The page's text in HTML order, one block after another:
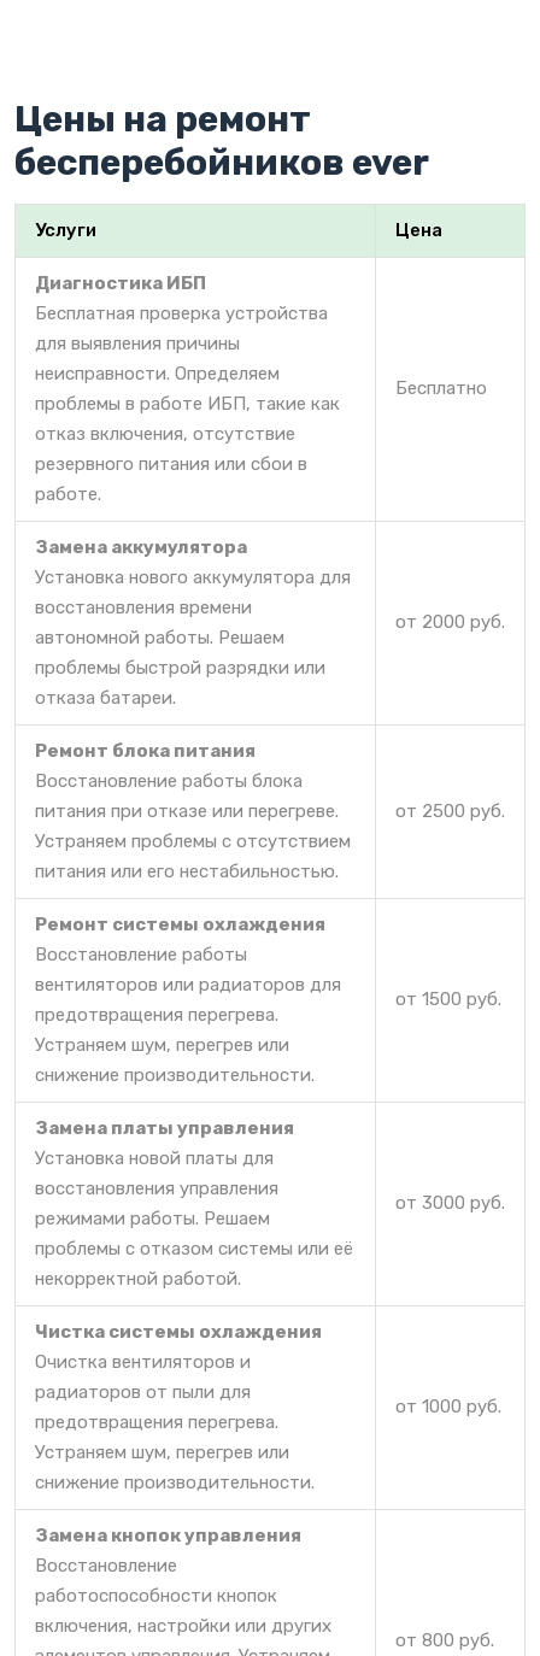
Цены на ремонт
бесперебойников ever
Услуги Цена
Диагностика ИБП
Бесплатная проверка устройства
для выявления причины
неисправности. Определяем
проблемы в работе ИБП, такие как
отказ включения, отсутствие
резервного питания или сбои в
работе.
Бесплатно
Замена аккумулятора
Установка нового аккумулятора для
восстановления времени
автономной работы. Решаем
проблемы быстрой разрядки или
отказа батареи.
от 2000 руб.
Ремонт блока питания
Восстановление работы блока
питания при отказе или перегреве.
Устраняем проблемы с отсутствием
питания или его нестабильностью.
от 2500 руб.
Ремонт системы охлаждения
Восстановление работы
вентиляторов или радиаторов для
предотвращения перегрева.
Устраняем шум, перегрев или
снижение производительности.
от 1500 руб.
Замена платы управления
Установка новой платы для
восстановления управления
режимами работы. Решаем
проблемы с отказом системы или её
некорректной работой.
от 3000 руб.
Чистка системы охлаждения
Очистка вентиляторов и
радиаторов от пыли для
предотвращения перегрева.
Устраняем шум, перегрев или
снижение производительности.
от 1000 руб.
Замена кнопок управления
Восстановление
работоспособности кнопок
включения, настройки или других
от 800 руб.